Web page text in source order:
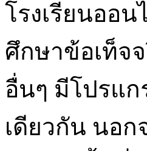
โรงเรียนออ
ศึกษาข้อเท็จ
อื่นๆ มีโปรแ
เดียวกัน นอก